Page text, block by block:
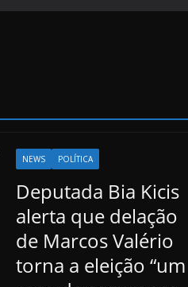
NEWS POLÍTICA
Deputada Bia Kicis
alerta que delação
de Marcos Valério
torna a eleição “um